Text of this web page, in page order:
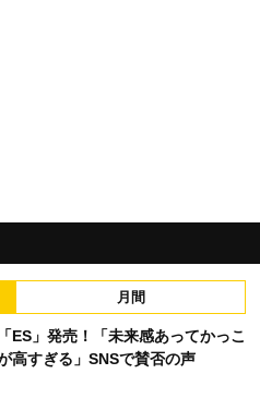
月間
ES」発売！「未来感あってかっこ
高すぎる」SNSで賛否の声